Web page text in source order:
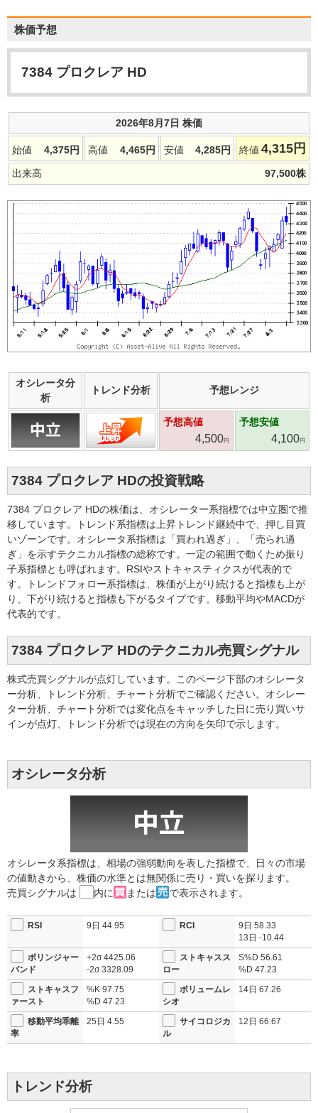
株価予想
7384 プロクレア HD
2026年8月7日 株価
始値 4,375円 高値 4,465円 安値 4,285円 終値 4,315 円
出来高 97,500株
オシレータ分
析
トレンド分析 予想レンジ
予想高値
4,500円
予想安値
4,100円
7384 プロクレア HDの投資戦略
7384 プロクレア HDの株価は、オシレーター系指標では中立圏で推
移しています。トレンド系指標は上昇トレンド継続中で、押し目買
いゾーンです。オシレータ系指標は「買われ過ぎ」、「売られ過
ぎ」を示すテクニカル指標の総称です。一定の範囲で動くため振り
子系指標とも呼ばれます。RSIやストキャスティクスが代表的で
す。トレンドフォロー系指標は、株価が上がり続けると指標も上が
り、下がり続けると指標も下がるタイプです。移動平均やMACDが
代表的です。
7384 プロクレア HDのテクニカル売買シグナル
株式売買シグナルが点灯しています。このページ下部のオシレータ
ー分析、トレンド分析、チャート分析でご確認ください。オシレー
ター分析、チャート分析では変化点をキャッチした日に売り買いサ
インが点灯、トレンド分析では現在の方向を矢印で示します。
オシレータ分析
オシレータ系指標は、相場の強弱動向を表した指標で、日々の市場
の値動きから、株価の水準とは無関係に売り・買いを探ります。
売買シグナルは
内に または で表示されます。
RSI 9日 44.95 RCI 9日 58.33
13日 -10.44
ボリンジャー
バンド
+2σ4425.06
-2σ3328.09
ストキャスス
ロー
S%D 56.61
%D 47.23
ストキャスフ
ァースト
%K 97.75
%D 47.23
ボリュームレ
シオ
14日 67.26
移動平均乖離
率
25日 4.55
サイコロジカ
ル
12日 66.67
トレンド分析